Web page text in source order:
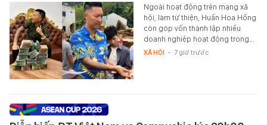
Ngoài hoạt động trên mạng xã
hội, làm từ thiện, Huấn Hoa Hồng
còn góp vốn thành lập nhiều
doanh nghiệp hoạt động trong…
XÃ HỘI - 7 giờ trước